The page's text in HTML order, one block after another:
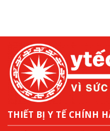
THIẾT BỊ Y TẾ CHÍNH